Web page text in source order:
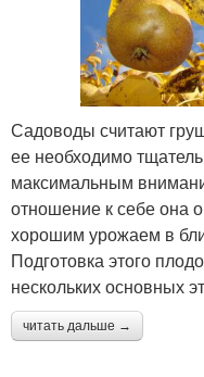
Садоводы считают
ее необходимо
максимальным
отношение к себе она
хорошим урожаем в
Подготовка этого
нескольких основных
читать дальше →